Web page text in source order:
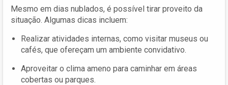
Mesmo em dias nublados, é possível tirar proveito da
situação. Algumas dicas incluem:
Realizar atividades internas, como visitar museus ou
cafés, que ofereçam um ambiente convidativo.
Aproveitar o clima ameno para caminhar em áreas
cobertas ou parques.